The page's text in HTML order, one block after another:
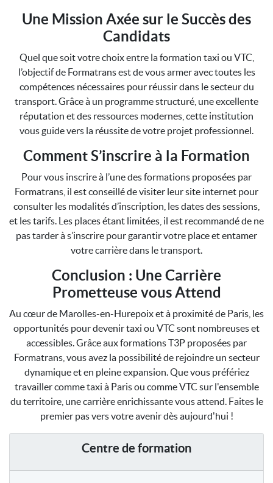
Une Mission Axée sur le Succès des
Candidats
Quel que soit votre choix entre la formation taxi ou VTC,
l’objectif de Formatrans est de vous armer avec toutes les
compétences nécessaires pour réussir dans le secteur du
transport. Grâce à un programme structuré, une excellente
réputation et des ressources modernes, cette institution
vous guide vers la réussite de votre projet professionnel.
Comment S’inscrire à la Formation
Pour vous inscrire à l’une des formations proposées par
Formatrans, il est conseillé de visiter leur site internet pour
consulter les modalités d’inscription, les dates des sessions,
et les tarifs. Les places étant limitées, il est recommandé de ne
pas tarder à s’inscrire pour garantir votre place et entamer
votre carrière dans le transport.
Conclusion : Une Carrière
Prometteuse vous Attend
Au cœur de Marolles-en-Hurepoix et à proximité de Paris, les
opportunités pour devenir taxi ou VTC sont nombreuses et
accessibles. Grâce aux formations T3P proposées par
Formatrans, vous avez la possibilité de rejoindre un secteur
dynamique et en pleine expansion. Que vous préfériez
travailler comme taxi à Paris ou comme VTC sur l'ensemble
du territoire, une carrière enrichissante vous attend. Faites le
premier pas vers votre avenir dès aujourd'hui !
Centre de formation